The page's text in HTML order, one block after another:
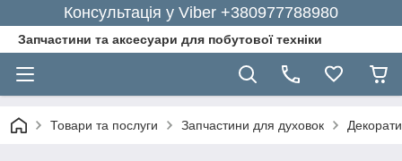
Консультація у Viber +380977788980
Запчастини та аксесуари для побутової техніки
Товари та послуги Запчастини для духовок